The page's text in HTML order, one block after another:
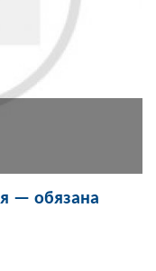
— обязана